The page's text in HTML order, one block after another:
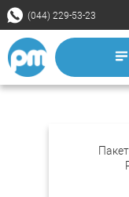
(044) 229-53-23